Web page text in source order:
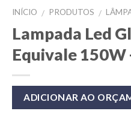
INÍCIO / PRODUTOS /
Lampada Led
Equivale 150W
ADICIONAR AO